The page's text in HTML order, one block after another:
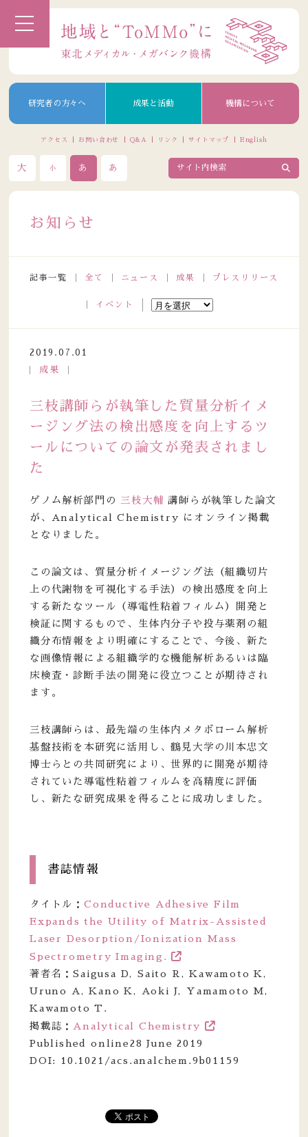
研究者の方々へ 成果と活動 機構について
アクセス お問い合わせ Q&A リンク サイトマップ English
大 小 あ あ
お知らせ
記事一覧 全て ニュース 成果 プレスリリース
イベント
2019.07.01
成果
三枝講師らが執筆した質量分析イメ
ージング法の検出感度を向上するツ
ールについての論文が発表されまし
た
ゲノム解析部門の 三枝大輔 講師らが執筆した論文
が、Analytical Chemistry にオンライン掲載
となりました。
この論文は、質量分析イメージング法（組織切片
上の代謝物を可視化する手法）の検出感度を向上
する新たなツール（導電性粘着フィルム）開発と
検証に関するもので、生体内分子や投与薬剤の組
織分布情報をより明確にすることで、今後、新た
な画像情報による組織学的な機能解析あるいは臨
床検査・診断手法の開発に役立つことが期待され
ます。
三枝講師らは、最先端の生体内メタボローム解析
基盤技術を本研究に活用し、鶴見大学の川本忠文
博士らとの共同研究により、世界的に開発が期待
されていた導電性粘着フィルムを高精度に評価
し、新たな研究成果を得ることに成功しました。
書誌情報
タイトル： Conductive Adhesive Film
Expands the Utility of Matrix-Assisted
Laser Desorption/Ionization Mass
Spectrometry Imaging.
著者名：Saigusa D, Saito R, Kawamoto K,
Uruno A, Kano K, Aoki J, Yamamoto M,
Kawamoto T.
掲載誌：
Analytical Chemistry
Published online28 June 2019
DOI: 10.1021/acs.analchem.9b01159